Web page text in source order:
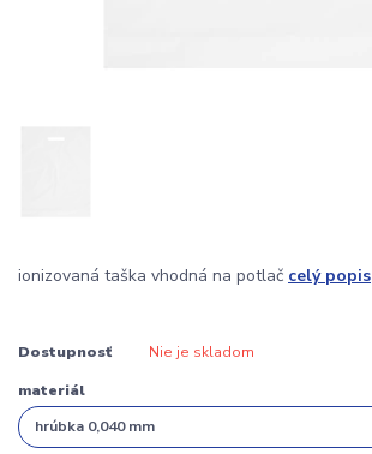
ionizovaná taška vhodná na potlač celý popis
Dostupnosť Nie je skladom
materiál